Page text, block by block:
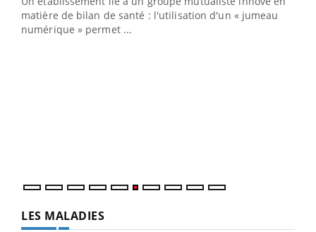
matière de bilan de santé : l'utilisation d'un « jumeau
numérique » permet ...
LES MALADIES